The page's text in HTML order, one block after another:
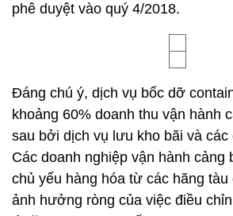
phê duyệt vào quý 4/2018.
Đáng chú ý, dịch vụ bốc dỡ
khoảng 60% doanh thu vận hành
sau bởi dịch vụ lưu kho bãi và các
Các doanh nghiệp vận hành cảng
chủ yếu hàng hóa từ các hãng tàu
ảnh hưởng ròng của việc điều